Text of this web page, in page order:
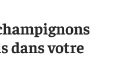
dans votre